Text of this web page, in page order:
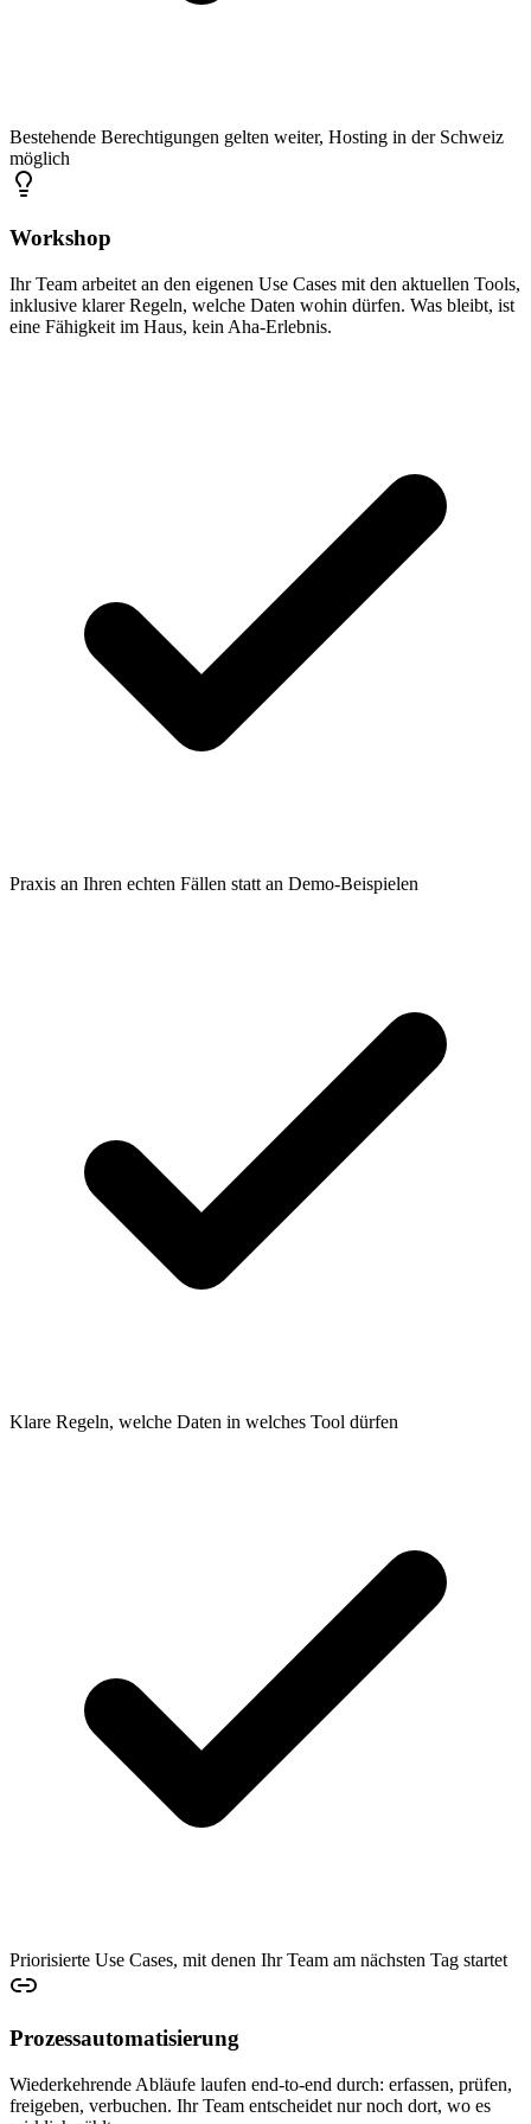
Bestehende Berechtigungen gelten weiter, Hosting in der Schweiz
möglich
Workshop
Ihr Team arbeitet an den eigenen Use Cases mit den aktuellen Tools,
inklusive klarer Regeln, welche Daten wohin dürfen. Was bleibt, ist
eine Fähigkeit im Haus, kein Aha-Erlebnis.
Praxis an Ihren echten Fällen statt an Demo-Beispielen
Klare Regeln, welche Daten in welches Tool dürfen
Priorisierte Use Cases, mit denen Ihr Team am nächsten Tag startet
Prozessautomatisierung
Wiederkehrende Abläufe laufen end-to-end durch: erfassen, prüfen,
freigeben, verbuchen. Ihr Team entscheidet nur noch dort, wo es